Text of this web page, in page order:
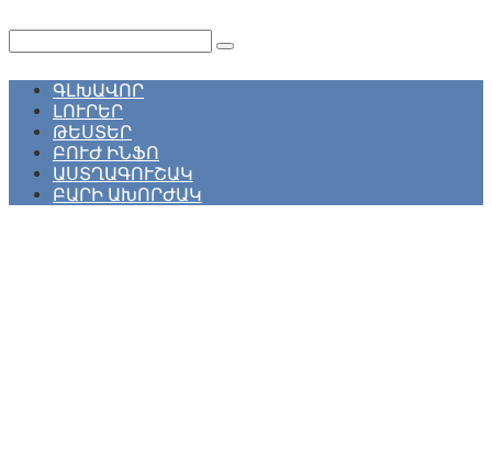
контенту
ԳԼԽԱՎՈՐ
ԼՈՒՐԵՐ
ԹԵՍՏԵՐ
ԲՈՒԺ ԻՆՖՈ
ԱՍՏՂԱԳՈՒՇԱԿ
ԲԱՐԻ ԱԽՈՐԺԱԿ